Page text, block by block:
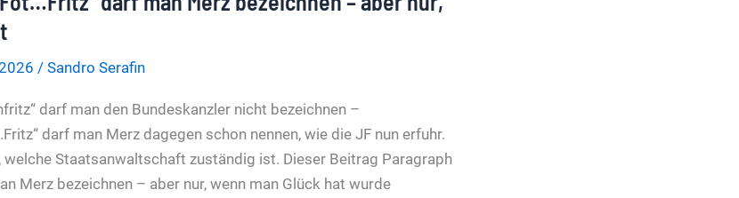
/ Sandro Serafin
darf man den Bundeskanzler nicht bezeichnen –
darf man Merz dagegen schon nennen, wie die JF nun erfuhr.
Staatsanwaltschaft zuständig ist. Dieser Beitrag Paragraph
Merz bezeichnen – aber nur, wenn man Glück hat wurde